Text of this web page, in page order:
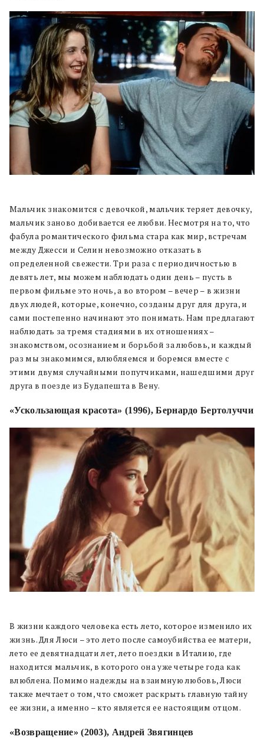
Мальчик знакомится с девочкой, мальчик теряет девочку,
мальчик заново добивается ее любви. Несмотря на то, что
фабула романтического фильма стара как мир, встречам
между Джесси и Селин невозможно отказать в
определенной свежести. Три раза с периодичностью в
девять лет, мы можем наблюдать один день – пусть в
первом фильме это ночь, а во втором – вечер – в жизни
двух людей, которые, конечно, созданы друг для друга, и
сами постепенно начинают это понимать. Нам предлагают
наблюдать за тремя стадиями в их отношениях –
знакомством, осознанием и борьбой за любовь, и каждый
раз мы знакомимся, влюбляемся и боремся вместе с
этими двумя случайными попутчиками, нашедшими друг
друга в поезде из Будапешта в Вену.
«Ускользающая красота» (1996), Бернардо Бертолуччи
В жизни каждого человека есть лето, которое изменило их
жизнь. Для Люси – это лето после самоубийства ее матери,
лето ее девятнадцати лет, лето поездки в Италию, где
находится мальчик, в которого она уже четыре года как
влюблена. Помимо надежды на взаимную любовь, Люси
также мечтает о том, что сможет раскрыть главную тайну
ее жизни, а именно – кто является ее настоящим отцом.
«Возвращение» (2003), Андрей Звягинцев